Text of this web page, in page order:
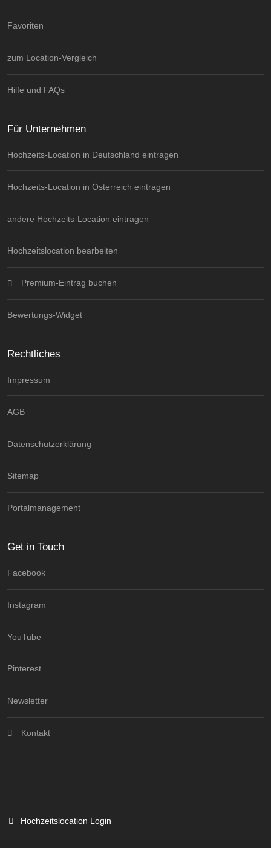
Favoriten
zum Location-Vergleich
Hilfe und FAQs
Für Unternehmen
Hochzeits-Location in Deutschland eintragen
Hochzeits-Location in Österreich eintragen
andere Hochzeits-Location eintragen
Hochzeitslocation bearbeiten
Premium-Eintrag buchen
Bewertungs-Widget
Rechtliches
Impressum
AGB
Datenschutzerklärung
Sitemap
Portalmanagement
Get in Touch
Facebook
Instagram
YouTube
Pinterest
Newsletter
Kontakt
Hochzeitslocation Login